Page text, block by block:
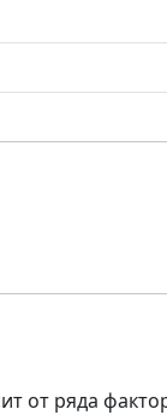
от ряда